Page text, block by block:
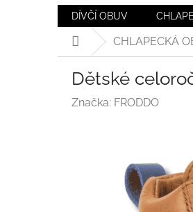
DÍVČÍ OBUV
DomůCHLAPECKÁ
Dětské
Značka: FRODDO